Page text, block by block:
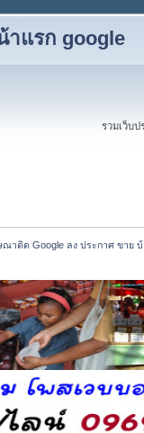
าแรก google
รวมเว็บ
ติด Google ลง ประกาศ ขาย